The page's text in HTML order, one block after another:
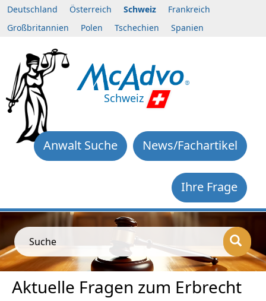
Deutschland Österreich Schweiz
Frankreich
Großbritannien
Polen Tschechien Spanien
Schweiz
News/Fachartikel
Anwalt Suche
Ihre Frage
Suche
Aktuelle Fragen zum Erbrecht